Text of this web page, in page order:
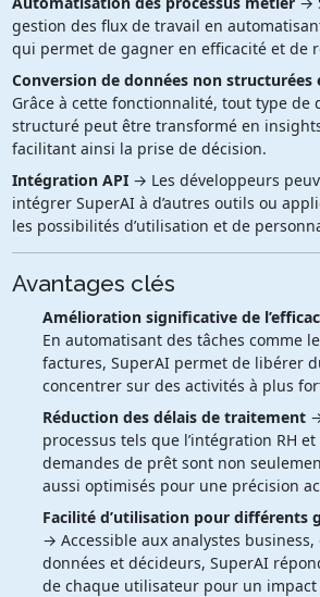
gestion des flux de travail en
qui permet de gagner en efficacité et de
Conversion de données non structurées
Grâce à cette fonctionnalité, tout type de
structuré peut être transformé en
facilitant ainsi la prise de décision.
Intégration API→ Les développeurs
intégrer SuperAI à d’autres outils ou
les possibilités d’utilisation et de
Avantages clés
Amélioration significative de
En automatisant des tâches comme
factures, SuperAI permet de libérer
concentrer sur des activités à plus
Réduction des délais de traitement→
processus tels que l’intégration RH et
demandes de prêt sont non
aussi optimisés pour une précision
Facilité d’utilisation pour différents
→ Accessible aux analystes
données et décideurs, SuperAI
de chaque utilisateur pour un impact